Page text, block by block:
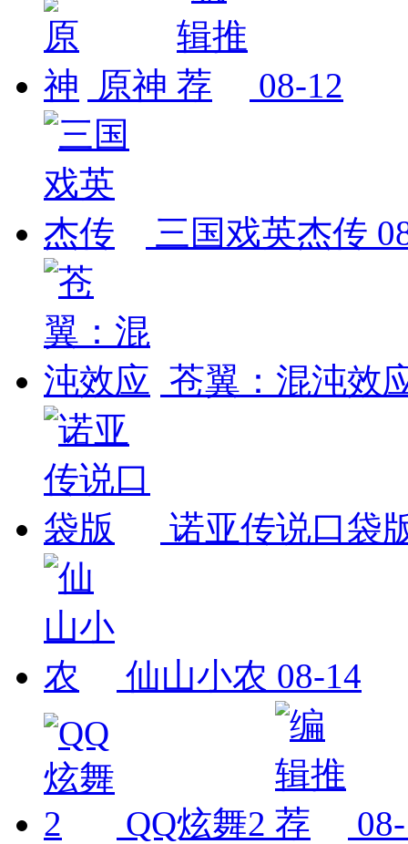
原神 08-12
三国戏英杰传
苍翼：混沌效
诺亚传说口袋
仙山小农 08-14
QQ炫舞2